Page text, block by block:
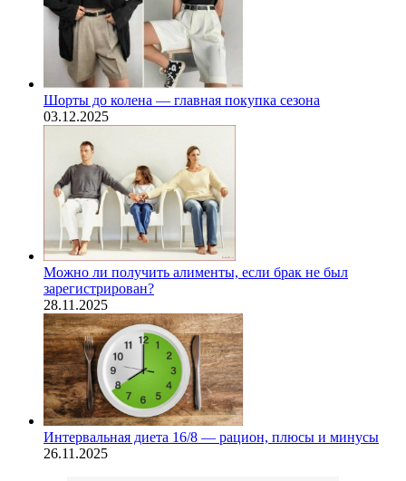
Шорты до колена — главная покупка сезона
03.12.2025
Можно ли получить алименты, если брак не был
зарегистрирован?
28.11.2025
Интервальная диета 16/8 — рацион, плюсы и минусы
26.11.2025